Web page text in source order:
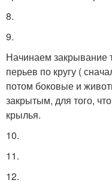
8.
9.
Начинаем закрывание
перьев по кругу (
потом боковые и
закрытым, для того,
крылья.
10.
11.
12.